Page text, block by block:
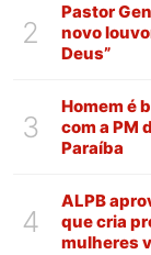
2
Pastor
novo
Deus”
3
Homem é
com a PM
Paraíba
4
ALPB
que cria
mulheres